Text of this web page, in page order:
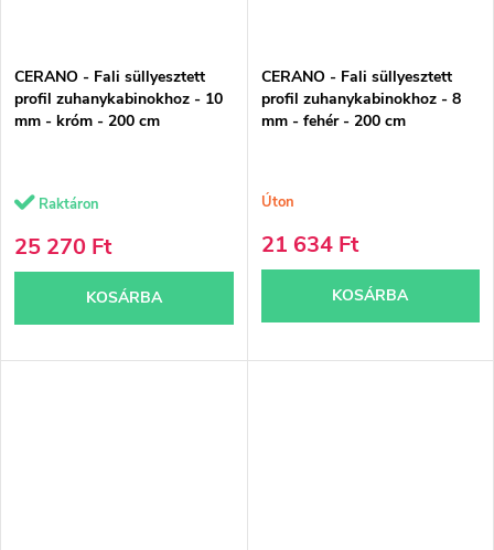
CERANO - Fali süllyesztett
profil zuhanykabinokhoz - 10
mm - króm - 200 cm
Raktáron
25 270 Ft
KOSÁRBA
CERANO - Fali süllyesztett
profil zuhanykabinokhoz - 8
mm - fehér - 200 cm
Úton
21 634 Ft
KOSÁRBA